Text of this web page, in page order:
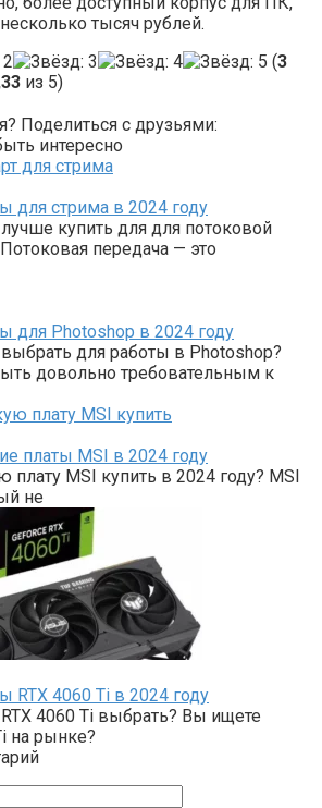
тысяч рублей.
(3
из 5)
Поделиться с друзьями:
интересно
для стрима в 2024 году
купить для для потоковой
передача — это
для Photoshop в 2024 году
для работы в Photoshop?
довольно требовательным к
платы MSI в 2024 году
плату MSI купить в 2024 году? MSI
не
RTX 4060 Ti в 2024 году
4060 Ti выбрать? Вы ищете
на рынке?